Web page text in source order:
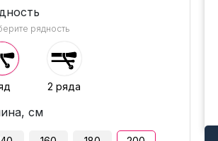
рядность
2 ряда
см